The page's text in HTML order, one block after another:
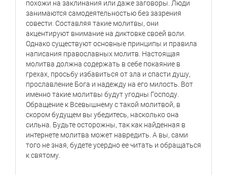
похожи на заклинания или даже заговоры. Люди
занимаются самодеятельностью без зазрения
совести. Составляя такие молитвы, они
акцентируют внимание на диктовке своей воли.
Однако существуют основные принципы и правила
написания православных молитв. Настоящая
молитва должна содержать в себе покаяние в
грехах, просьбу избавиться от зла и спасти душу,
прославление Бога и надежду на его милость. Вот
именно такие молитвы будут угодны Господу.
Обращение к Всевышнему с такой молитвой, в
скором будущем вы убедитесь, насколько она
сильна. Будьте осторожны, так как найденная в
интернете молитва может навредить. А вы, сами
того не зная, будете усердно ее читать и обращаться
к святому.